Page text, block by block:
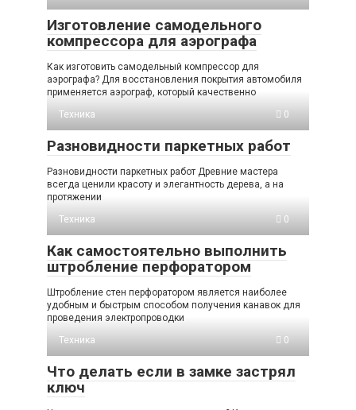
Изготовление самодельного
компрессора для аэрографа
Как изготовить самодельный компрессор для
аэрографа? Для восстановления покрытия автомобиля
применяется аэрограф, который качественно
Техника
0
Разновидности паркетных работ
Разновидности паркетных работ Древние мастера
всегда ценили красоту и элегантность дерева, а на
протяжении
Техника
0
Как самостоятельно выполнить
штробление перфоратором
Штробление стен перфоратором является наиболее
удобным и быстрым способом получения канавок для
проведения электропроводки
Техника
0
Что делать если в замке застрял
ключ